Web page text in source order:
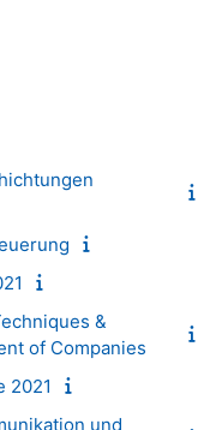
&
of Companies
2021
und